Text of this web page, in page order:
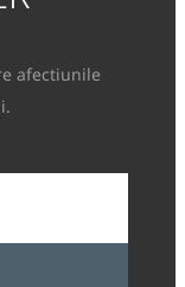
afectiunile